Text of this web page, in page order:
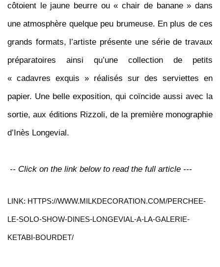
côtoient le jaune beurre ou « chair de banane » dans
une atmosphère quelque peu brumeuse. En plus de ces
grands formats, l’artiste présente une série de travaux
préparatoires ainsi qu’une collection de petits
« cadavres exquis » réalisés sur des serviettes en
papier. Une belle exposition, qui coïncide aussi avec la
sortie, aux éditions Rizzoli, de la première monographie
d’Inès Longevial.
-- Click on the link below to read the full article ---
LINK: HTTPS://WWW.MILKDECORATION.COM/PERCHEE-
LE-SOLO-SHOW-DINES-LONGEVIAL-A-LA-GALERIE-
KETABI-BOURDET/